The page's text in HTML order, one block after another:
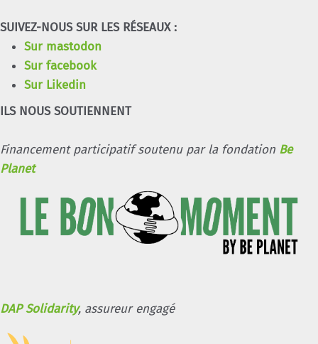
SUIVEZ-NOUS SUR LES RÉSEAUX :
Sur mastodon
Sur facebook
Sur Likedin
ILS NOUS SOUTIENNENT
Financement participatif soutenu par la fondation Be
Planet
DAP Solidarity, assureur engagé